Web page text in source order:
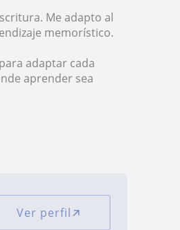
Me adapto al
memorístico.
adaptar cada
aprender sea
Ver perfil